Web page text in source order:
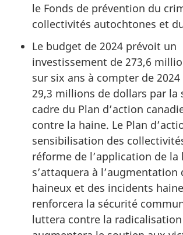
le Fonds de prévention du
collectivités autochtones et
Le budget de 2024 prévoit un
investissement de 273,6
sur six ans à compter de
29,3 millions de dollars par la
cadre du Plan d’action
contre la haine. Le Plan
sensibilisation des
réforme de l’application de la
s’attaquera à l’augmentation
haineux et des incidents
renforcera la sécurité
luttera contre la